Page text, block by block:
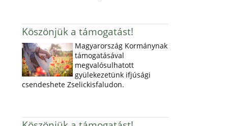
Köszönjük a támogatást!
Magyarország Kormánynak
támogatásával
megvalósulhatott
gyülekezetünk ifjúsági
csendeshete Zselickisfaludon.